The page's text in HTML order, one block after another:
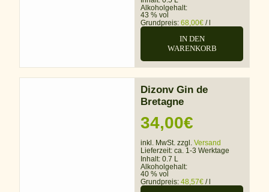
Alkoholgehalt:
43 % vol
Grundpreis: 68,00€ /l
IN DEN
WARENKORB
Dizonv Gin de
Bretagne
34,00€
inkl. MwSt. zzgl. Versand
Lieferzeit: ca. 1-3 Werktage
Inhalt: 0.7 L
Alkoholgehalt:
40 % vol
Grundpreis: 48,57€ /l